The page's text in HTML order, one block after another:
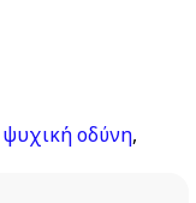
ψυχική οδύνη,